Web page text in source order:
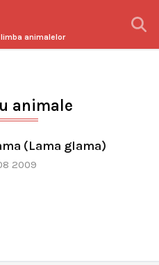
animalelor
animale
(Lama glama)
2009